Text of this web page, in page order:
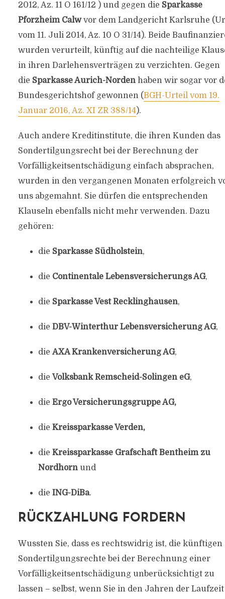
2012, Az. 11 O 161/12 ) und gegen die Sparkasse
Pforzheim Calwvor dem Landgericht Karlsruhe
vom 11. Juli 2014, Az. 10 O 31/14). Beide
wurden verurteilt, künftig auf die nachteilige
in ihren Darlehensverträgen zu verzichten. Gegen
die Sparkasse Aurich-Nordenhaben wir sogar vor
Bundesgerichtshof gewonnen (BGH-Urteil vom 19.
Januar 2016, Az. XI ZR 388/14).
Auch andere Kreditinstitute, die ihren Kunden das
Sondertilgungsrecht bei der Berechnung der
Vorfälligkeits­entschädigung einfach absprachen,
wurden in den vergangenen Monaten erfolgreich
uns abgemahnt. Sie dürfen die entsprechenden
Klauseln ebenfalls nicht mehr verwenden. Dazu
gehören:
die Sparkasse Südholstein,
die Continentale Lebensversicherungs AG,
die Sparkasse Vest Recklinghausen,
die DBV-Winterthur Lebensversicherung AG,
die AXA Krankenversicherung AG,
die Volksbank Remscheid-Solingen eG,
die Ergo Versicherungsgruppe AG,
die Kreissparkasse Verden,
die Kreissparkasse Grafschaft Bentheim zu
Nordhornund
die ING-DiBa.
RÜCKZAHLUNG FORDERN
Wussten Sie, dass es rechtswidrig ist, die künftigen
Sondertilgungsrechte bei der Berechnung einer
Vorfälligkeitsentschädigung unberücksichtigt zu
lassen – selbst, wenn Sie in den Jahren der Laufzeit